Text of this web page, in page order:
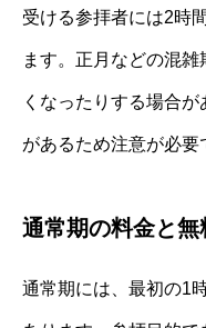
受ける参拝者には2時
ます。正月などの混
くなったりする場合
があるため注意が必要
通常期の料金と無
通常期には、最初の1